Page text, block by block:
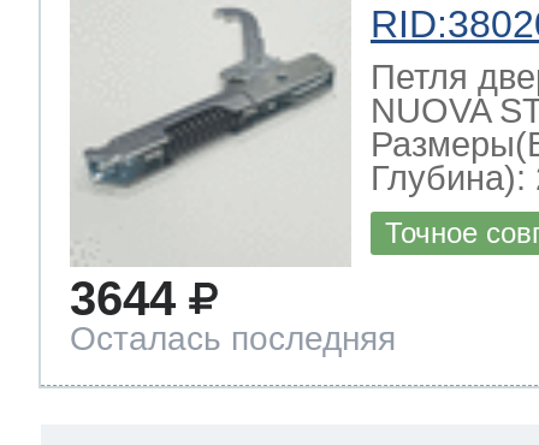
Петля
NUOVA
Глубина):
Точное
3644
Осталась последняя